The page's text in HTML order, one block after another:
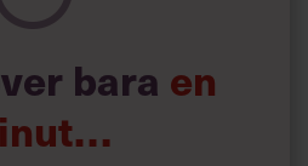
”Led som i
bara en